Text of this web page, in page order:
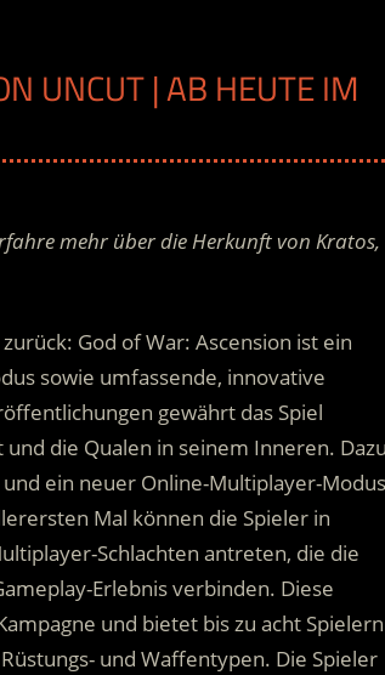
UNCUT | AB HEUTE IM
mehr über die Herkunft von Kratos,
God of War: Ascension ist ein
sowie umfassende, innovative
gewährt das Spiel
die Qualen in seinem Inneren.
ein neuer Online-Multiplayer-
Mal können die Spieler in
Schlachten antreten, die die
Erlebnis verbinden. Diese
und bietet bis zu acht Spielern
und Waffentypen. Die Spieler